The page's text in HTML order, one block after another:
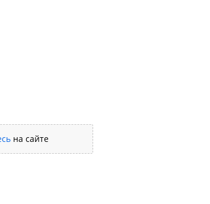
на сайте